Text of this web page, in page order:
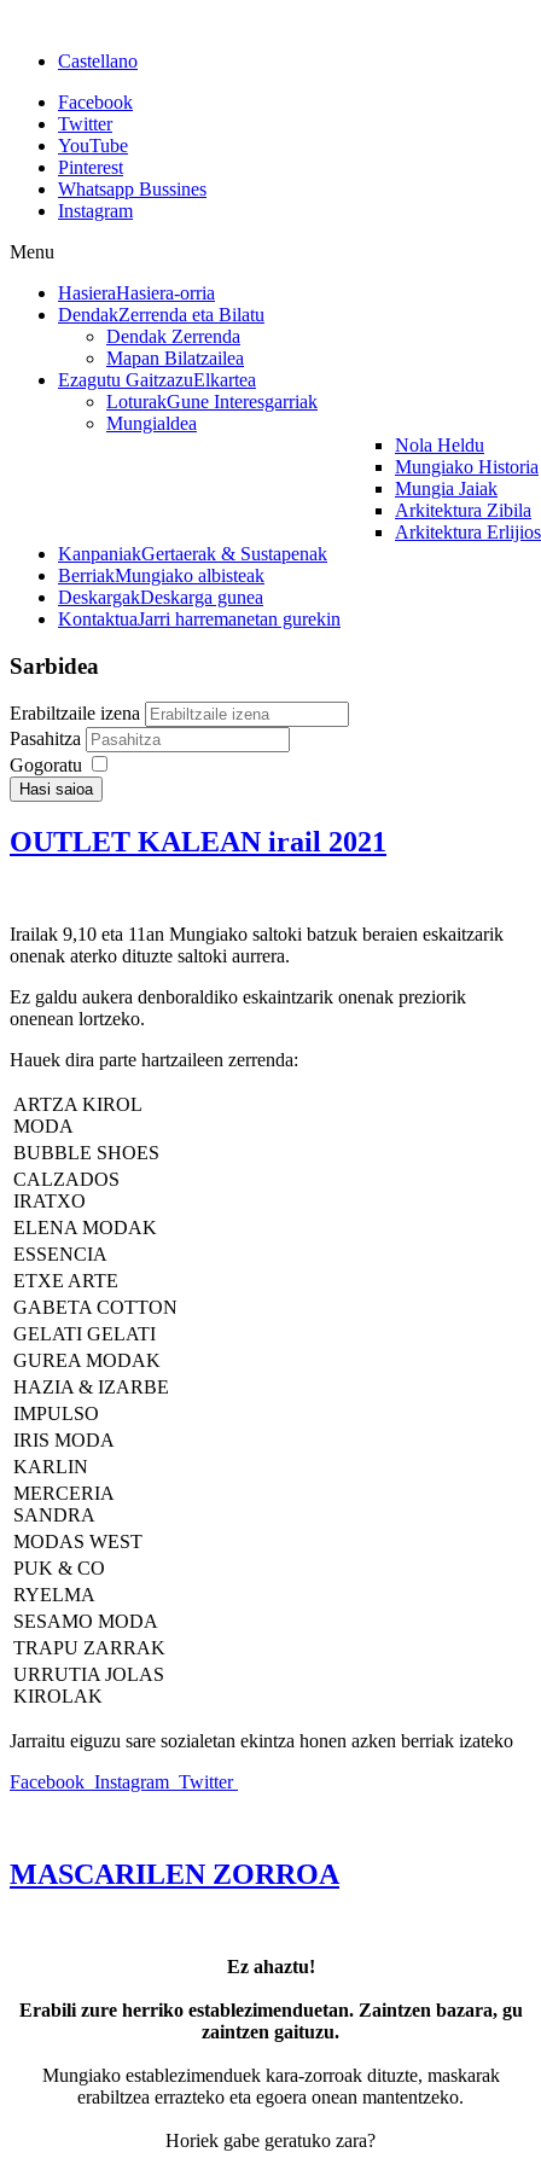
Castellano
Facebook
Twitter
YouTube
Pinterest
Whatsapp Bussines
Instagram
Menu
HasieraHasiera-orria
DendakZerrenda eta Bilatu
Dendak Zerrenda
Mapan Bilatzailea
Ezagutu GaitzazuElkartea
LoturakGune Interesgarriak
Mungialdea
Nola Heldu
Mungiako Historia
Mungia Jaiak
Arkitektura Zibila
Arkitektura
KanpaniakGertaerak & Sustapenak
BerriakMungiako albisteak
DeskargakDeskarga gunea
KontaktuaJarri harremanetan gurekin
Sarbidea
Erabiltzaile izena
Pasahitza
Gogoratu
Hasi saioa
OUTLET KALEAN irail 2021
Irailak 9,10 eta 11an Mungiako saltoki batzuk beraien eskaitzarik
onenak aterko dituzte saltoki aurrera.
Ez galdu aukera denboraldiko eskaintzarik onenak preziorik
onenean lortzeko.
Hauek dira parte hartzaileen zerrenda:
ARTZA KIROL
MODA
BUBBLE SHOES
CALZADOS
IRATXO
ELENA MODAK
ESSENCIA
ETXE ARTE
GABETA COTTON
GELATI GELATI
GUREA MODAK
HAZIA & IZARBE
IMPULSO
IRIS MODA
KARLIN
MERCERIA
SANDRA
MODAS WEST
PUK & CO
RYELMA
SESAMO MODA
TRAPU ZARRAK
URRUTIA JOLAS
KIROLAK
Jarraitu eiguzu sare sozialetan ekintza honen azken berriak izateko
Facebook Instagram Twitter
MASCARILEN ZORROA
Ez ahaztu!
Erabili zure herriko establezimenduetan. Zaintzen bazara, gu
zaintzen gaituzu.
Mungiako establezimenduek kara-zorroak dituzte, maskarak
erabiltzea errazteko eta egoera onean mantentzeko.
Horiek gabe geratuko zara?